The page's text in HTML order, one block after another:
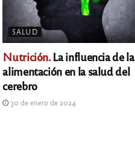
SALUD
Nutrición.La influencia de la
alimentación en la salud del
cerebro
30 de enero de 2024